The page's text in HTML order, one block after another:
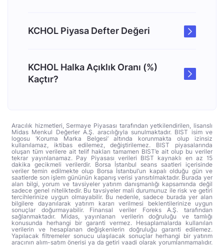
KCHOL Piyasa Defter Değeri
KCHOL Halka Açıklık Oranı (%)
Kaçtır?
Aracılık hizmetleri, Sermaye Piyasası tarafından yetkilendirilen, lisanslı
Midas Menkul Değerler A.Ş. aracılığıyla sunulmaktadır. BIST isim ve
logosu ‘Koruma Marka Belgesi’ altında korunmakta olup izinsiz
kullanılamaz, iktibas edilemez, değiştirilemez. BIST piyasalarında
oluşan tüm verilere ait telif hakları tamamen BIST’e ait olup bu veriler
tekrar yayınlanamaz. Pay Piyasası verileri BIST kaynaklı en az 15
dakika gecikmeli verilerdir. Borsa İstanbul seans saatleri içerisinde
veriler temin edilmekte olup Borsa İstanbul’un kapalı olduğu gün ve
saatlerde son işlem gününün kapanış verisi yansıtılmaktadır. Burada yer
alan bilgi, yorum ve tavsiyeler yatırım danışmanlığı kapsamında değil
sadece genel niteliktedir. Bu tavsiyeler mali durumunuz ile risk ve getiri
tercihlerinize uygun olmayabilir. Bu nedenle, sadece burada yer alan
bilgilere dayanılarak yatırım kararı verilmesi beklentilerinize uygun
sonuçlar doğurmayabilir. Finansal veriler Foreks A.Ş. tarafından
sağlanmaktadır. Midas, yayınlanan verilerin doğruluğu ve tamlığı
konusunda herhangi bir garanti vermez. Hesaplamalarda kullanılan
verilerin ve hesaplanan değişkenlerin doğruluğu garanti edilemez.
Yapılacak filtremeler sonucu ulaşılacak sonuçlar herhangi bir yatırım
aracının alım-satım önerisi ya da getiri vaadi olarak yorumlanmamalıdır.